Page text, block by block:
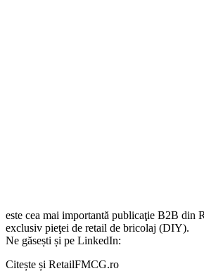
este cea mai importantă publicaţie B2B din
exclusiv pieţei de retail de bricolaj (DIY).
Ne găsești și pe LinkedIn:
Citește și RetailFMCG.ro